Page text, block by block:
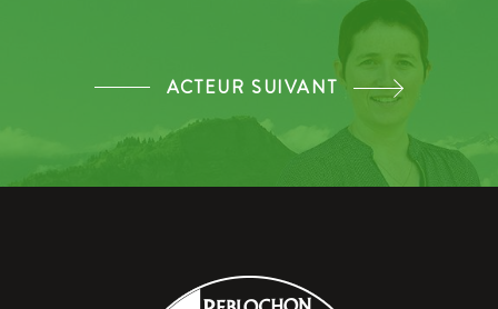
ACTEUR SUIVANT